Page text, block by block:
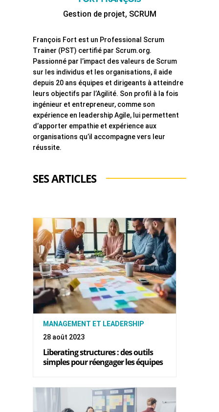
Gestion de projet, SCRUM
François Fort est un Professional Scrum
Trainer (PST) certifié par Scrum.org.
Passionné par l’impact des valeurs de Scrum
sur les individus et les organisations, il aide
depuis 20 ans équipes et dirigeants à atteindre
leurs objectifs par l’Agilité. Son profil à la fois
ingénieur et entrepreneur, comme son
expérience en leadership Agile, lui permettent
d’apporter empathie et expérience aux
organisations qu’il accompagne vers leur
réussite.
SES ARTICLES
MANAGEMENT ET LEADERSHIP
28 août 2023
Liberating structures : des outils
simples pour réengager les équipes